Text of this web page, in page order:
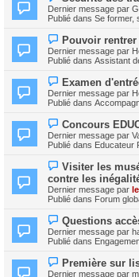
a
g
e
m
e
s
a
g
e
o
u
v
a
u
m
s
s
a
e
Dernier message par
Publié dans Se former,
N
o
u
v
a
u
m
s
s
a
e
Pouvoir
Dernier message par
Publié dans Assistant
N
o
u
v
a
u
m
s
s
a
g
e
Examen
Dernier message par
Publié dans
N
o
u
v
a
u
m
e
s
a
g
e
Concours
Dernier message par
Publié dans Educateur
N
u
v
e
u
m
e
s
a
Visiter les
contre les
Dernier message par
Publié dans Forum
N
o
u
v
a
u
Questions
Dernier message par
Publié dans
N
o
Première sur
Dernier message par